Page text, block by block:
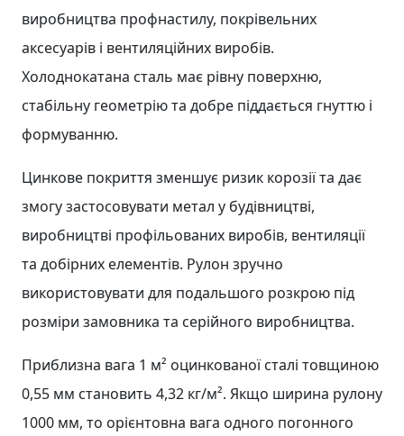
виробництва профнастилу, покрівельних
аксесуарів і вентиляційних виробів.
Холоднокатана сталь має рівну поверхню,
стабільну геометрію та добре піддається гнуттю і
формуванню.
Цинкове покриття зменшує ризик корозії та дає
змогу застосовувати метал у будівництві,
виробництві профільованих виробів, вентиляції
та добірних елементів. Рулон зручно
використовувати для подальшого розкрою під
розміри замовника та серійного виробництва.
Приблизна вага 1 м² оцинкованої сталі товщиною
0,55 мм становить 4,32 кг/м². Якщо ширина рулону
1000 мм, то орієнтовна вага одного погонного